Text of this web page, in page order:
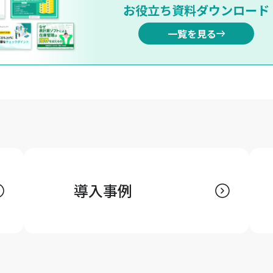
お役立ち資料ダウンロード
一覧を見る
導入事例